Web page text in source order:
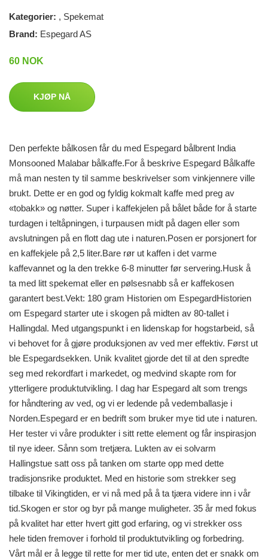
Kategorier: , Spekemat
Brand: Espegard AS
60 NOK
KJØP NÅ
Den perfekte bålkosen får du med Espegard bålbrent India
Monsooned Malabar bålkaffe.For å beskrive Espegard Bålkaffe
må man nesten ty til samme beskrivelser som vinkjennere ville
brukt. Dette er en god og fyldig kokmalt kaffe med preg av
«tobakk» og nøtter. Super i kaffekjelen på bålet både for å starte
turdagen i teltåpningen, i turpausen midt på dagen eller som
avslutningen på en flott dag ute i naturen.Posen er porsjonert for
en kaffekjele på 2,5 liter.Bare rør ut kaffen i det varme
kaffevannet og la den trekke 6-8 minutter før servering.Husk å
ta med litt spekemat eller en pølsesnabb så er kaffekosen
garantert best.Vekt: 180 gram Historien om EspegardHistorien
om Espegard starter ute i skogen på midten av 80-tallet i
Hallingdal. Med utgangspunkt i en lidenskap for hogstarbeid, så
vi behovet for å gjøre produksjonen av ved mer effektiv. Først ut
ble Espegardsekken. Unik kvalitet gjorde det til at den spredte
seg med rekordfart i markedet, og medvind skapte rom for
ytterligere produktutvikling. I dag har Espegard alt som trengs
for håndtering av ved, og vi er ledende på vedemballasje i
Norden.Espegard er en bedrift som bruker mye tid ute i naturen.
Her tester vi våre produkter i sitt rette element og får inspirasjon
til nye ideer. Sånn som tretjæra. Lukten av ei solvarm
Hallingstue satt oss på tanken om starte opp med dette
tradisjonsrike produktet. Med en historie som strekker seg
tilbake til Vikingtiden, er vi nå med på å ta tjæra videre inn i vår
tid.Skogen er stor og byr på mange muligheter. 35 år med fokus
på kvalitet har etter hvert gitt god erfaring, og vi strekker oss
hele tiden fremover i forhold til produktutvikling og forbedring.
Vårt mål er å legge til rette for mer tid ute, enten det er snakk om